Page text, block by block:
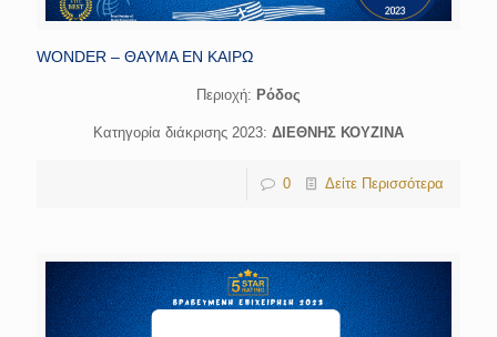
WONDER – ΘΑΥΜΑ ΕΝ ΚΑΙΡΩ
Περιοχή: Ρόδος
Κατηγορία διάκρισης 2023: ΔΙΕΘΝΗΣ ΚΟΥΖΙΝΑ
0 Δείτε Περισσότερα